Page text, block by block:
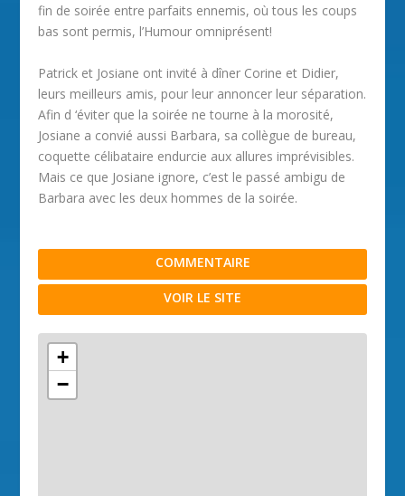
fin de soirée entre parfaits ennemis, où tous les coups
bas sont permis, l’Humour omniprésent!
Patrick et Josiane ont invité à dîner Corine et Didier,
leurs meilleurs amis, pour leur annoncer leur séparation.
Afin d ‘éviter que la soirée ne tourne à la morosité,
Josiane a convié aussi Barbara, sa collègue de bureau,
coquette célibataire endurcie aux allures imprévisibles.
Mais ce que Josiane ignore, c’est le passé ambigu de
Barbara avec les deux hommes de la soirée.
COMMENTAIRE
VOIR LE SITE
+
−